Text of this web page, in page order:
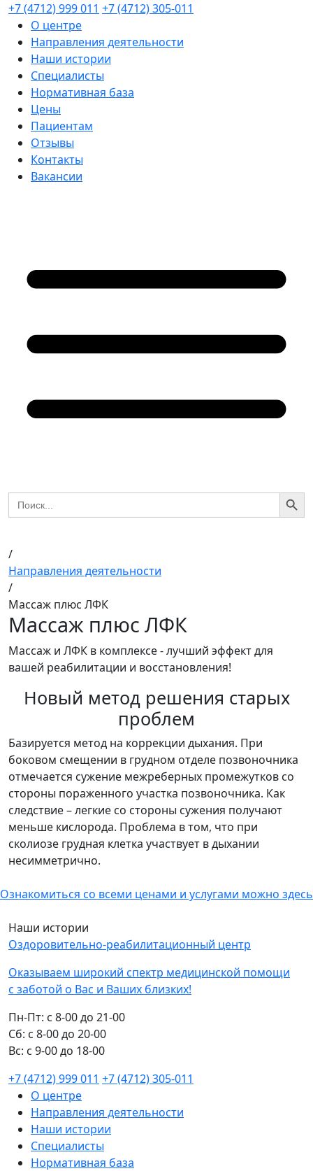
+7 (4712) 999 011 +7 (4712) 305-011
О центре
Направления деятельности
Наши истории
Специалисты
Нормативная база
Цены
Пациентам
Отзывы
Контакты
Вакансии
Search
for:
Search
/
Направления деятельности
/
Массаж плюс ЛФК
Массаж плюс ЛФК
Массаж и ЛФК в комплексе - лучший эффект для
вашей реабилитации и восстановления!
Новый метод решения старых
проблем
Базируется метод на коррекции дыхания. При
боковом смещении в грудном отделе позвоночника
отмечается сужение межреберных промежутков со
стороны пораженного участка позвоночника. Как
следствие – легкие со стороны сужения получают
меньше кислорода. Проблема в том, что при
сколиозе грудная клетка участвует в дыхании
несимметрично.
Ознакомиться со всеми ценами и услугами можно здесь
Наши истории
Оздоровительно-реабилитационный центр
Оказываем широкий спектр медицинской помощи
с заботой о Вас и Ваших близких!
Пн-Пт: с 8-00 до 21-00
Cб: с 8-00 до 20-00
Вс: с 9-00 до 18-00
+7 (4712) 999 011 +7 (4712) 305-011
О центре
Направления деятельности
Наши истории
Специалисты
Нормативная база